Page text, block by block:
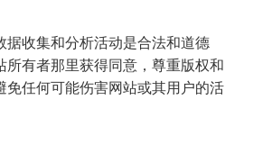
据收集和分析活动是合法和道德
所有者那里获得同意，尊重版权和
免任何可能伤害网站或其用户的活